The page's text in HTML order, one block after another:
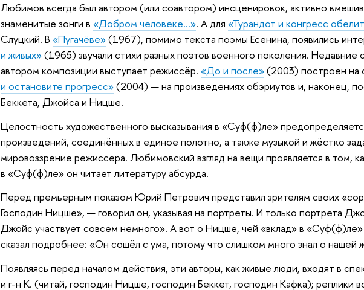
Любимов всегда был автором (или соавтором) инсценировок, активно
знаменитые зонги в «Добром человеке…». А для «Турандот и конгресс
Слуцкий. В «Пугачёве»(1967), помимо текста поэмы Есенина, появились
и живых»(1965) звучали стихи разных поэтов военного поколения. Недавние
автором композиции выступает режиссёр. «До и после»(2003) построен на
и остановите прогресс»(2004) — на произведениях обэриутов и, наконец,
Беккета, Джойса и Ницше.
Целостность художественного высказывания в «Суф(ф)ле»
произведений, соединённых в единое полотно, а также музыкой и жёстко
мировоззрение режиссера. Любимовский взгляд на вещи проявляется в том,
в «Суф(ф)ле» он читает литературу абсурда.
Перед премьерным показом Юрий Петрович представил зрителям своих
Господин Ницше», — говорил он, указывая на портреты. И только портрета
Джойс участвует совсем немного». А вот о Ницше, чей «вклад» в
сказал подробнее: «Он сошёл с ума, потому что слишком много знал о нашей
Появляясь перед началом действия, эти авторы, как живые люди, входят в
и г-н К. (читай, господин Ницше, господин Беккет, господин Кафка); реплики